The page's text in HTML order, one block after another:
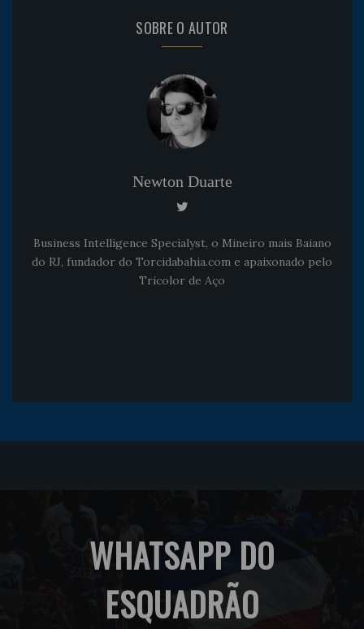
SOBRE O AUTOR
Newton Duarte
Business Intelligence Specialyst, o Mineiro mais Baiano
do RJ, fundador do Torcidabahia.com e apaixonado pelo
Tricolor de Aço
WHATSAPP DO
ESQUADRÃO